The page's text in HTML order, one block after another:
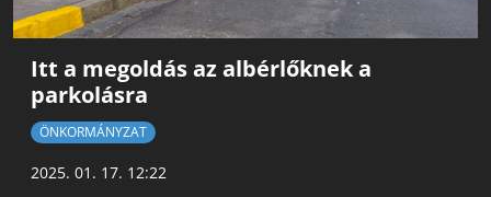
Itt a megoldás az albérlőknek a
parkolásra
ÖNKORMÁNYZAT
2025. 01. 17. 12:22